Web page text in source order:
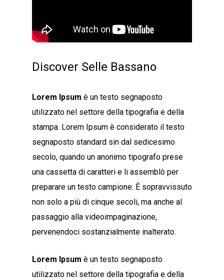
Discover Selle Bassano
Lorem Ipsum è un testo segnaposto
utilizzato nel settore della tipografia e della
stampa. Lorem Ipsum è considerato il testo
segnaposto standard sin dal sedicesimo
secolo, quando un anonimo tipografo prese
una cassetta di caratteri e li assemblò per
preparare un testo campione. È sopravvissuto
non solo a più di cinque secoli, ma anche al
passaggio alla videoimpaginazione,
pervenendoci sostanzialmente inalterato.
Lorem Ipsum è un testo segnaposto
utilizzato nel settore della tipografia e della